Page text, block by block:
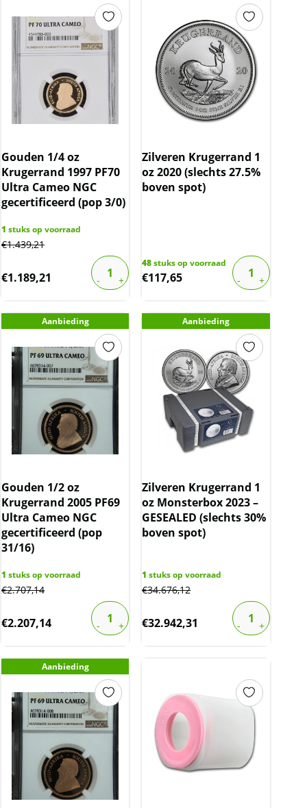
Gouden 1/4 oz
Krugerrand 1997 PF70
Ultra Cameo NGC
gecertificeerd (pop 3/0)
1 stuks op voorraad
€1.439,21
€1.189,21
Zilveren Krugerrand 1
oz 2020 (slechts 27.5%
boven spot)
48stuks op voorraad
€117,65
Aanbieding
Gouden 1/2 oz
Krugerrand 2005 PF69
Ultra Cameo NGC
gecertificeerd (pop
31/16)
1 stuks op voorraad
€2.707,14
€2.207,14
Aanbieding
Zilveren Krugerrand 1
oz Monsterbox 2023 –
GESEALED (slechts 30%
boven spot)
1 stuks op voorraad
€34.676,12
€32.942,31
Aanbieding